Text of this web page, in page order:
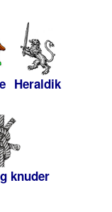
Heraldik
knuder